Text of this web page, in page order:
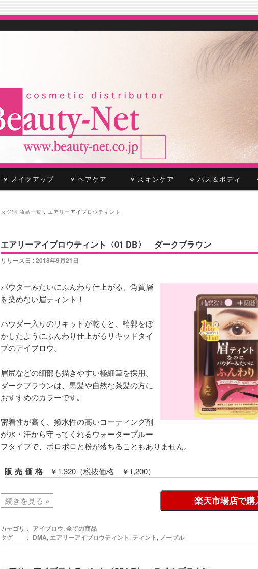
cosmetic distributor
メ
コ
テ
ン
へ
移
動
サ
ン
ン
ツ
移
動
メイクアップ ヘアケア スキンケア バス＆ボディ
タグ別 商品一覧 : エアリーアイブロウティント
エアリーアイブロウティント〈01 DB〉 ダークブラウン
リリース日 :2018年9月21日
パウダーみたいにふんわり仕上がる、角質層
を染めない眉ティント！
パウダー入りのリキッドが乾くと、輪郭をぼ
かしたようにふんわり仕上がるリキッドタイ
プのアイブロウ。
眉尻などの細部も描きやすい極細筆を採用。
ダークブラウンは、黒髪や自然な茶髪の方に
おすすめのカラーです｡
密着性が高く、撥水性の高いコーティング剤
が水・汗から守ってくれるウォータープルー
フタイプで、ポロポロと粉が落ちることもありません。
販売価格 ￥1,320（税抜価格 ￥1,200）
楽天市場店で購
続きを見る »
カテゴリ： アイブロウ, 全ての商品
タグ ： DMA, エアリーアイブロウティント, ティント, ノーブル